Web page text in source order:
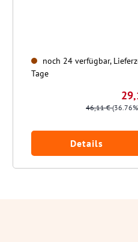
noch 24 verfügbar,
Tage
46,11 €
Details